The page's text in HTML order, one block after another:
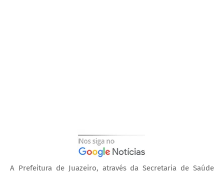
A Prefeitura de Juazeiro, através da Secretaria de Saúde